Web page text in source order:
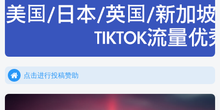
点击加入官方TG频道/聊天群
点击进行投稿赞助
点击加入官方TG频道/聊天群